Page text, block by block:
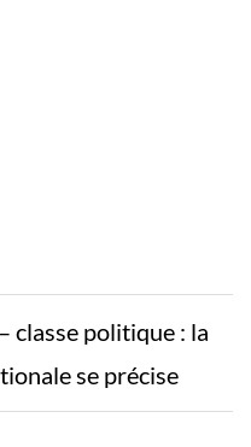
classe politique : la
se précise